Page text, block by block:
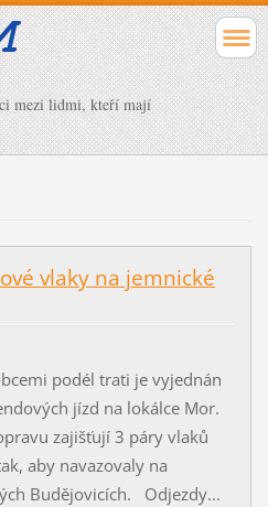
mezi lidmi, kteří mají
vlaky na jemnické
podél trati je vyjednán
jízd na lokálce Mor.
zajišťují 3 páry vlaků
aby navazovaly na
Budějovicích. Odjezdy...